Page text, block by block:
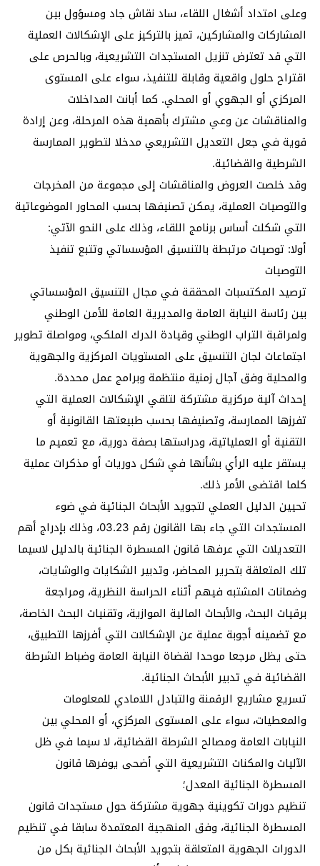
وعلى امتداد أشغال اللقاء، ساد نقاش جاد ومسؤول بين
المشاركات والمشاركين، تميز بالتركيز على الإشكالات العملية
التي قد تعترض تنزيل المستجدات التشريعية، وبالحرص على
اقتراح حلول واقعية وقابلة للتنفيذ، سواء على المستوى
المركزي أو الجهوي أو المحلي. كما أبانت المداخلات
والمناقشات عن وعي مشترك بأهمية هذه المرحلة، وعن إرادة
قوية في جعل التعديل التشريعي مدخلا لتطوير الممارسة
الشرطية والقضائية.
وقد خلصت العروض والمناقشات إلى مجموعة من المخرجات
والتوصيات العملية، يمكن تصنيفها بحسب المحاور الموضوعاتية
التي شكلت أساس برنامج اللقاء، وذلك على النحو الآتي:
أولا: توصيات مرتبطة بالتنسيق المؤسساتي وتتبع تنفيذ
التوصيات
ترصيد المكتسبات المحققة في مجال التنسيق المؤسساتي
بين رئاسة النيابة العامة والمديرية العامة للأمن الوطني
ولمراقبة التراب الوطني وقيادة الدرك الملكي، ومواصلة تطوير
اجتماعات لجان التنسيق على المستويات المركزية والجهوية
والمحلية وفق آجال زمنية منتظمة وبرامج عمل محددة.
إحداث آلية مركزية مشتركة لتلقي الإشكالات العملية التي
تفرزها الممارسة، وتصنيفها بحسب طبيعتها القانونية أو
التقنية أو العملياتية، ودراستها بصفة دورية، مع تعميم ما
يستقر عليه الرأي بشأنها في شكل دوريات أو مذكرات عملية
كلما اقتضى الأمر ذلك.
تحيين الدليل العملي لتجويد الأبحاث الجنائية في ضوء
المستجدات التي جاء بها القانون رقم 03.23، وذلك بإدراج أهم
التعديلات التي عرفها قانون المسطرة الجنائية بالدليل لاسيما
تلك المتعلقة بتحرير المحاضر، وتدبير الشكايات والوشايات،
وضمانات المشتبه فيهم أثناء الحراسة النظرية، ومراجعة
برقيات البحث، والأبحاث المالية الموازية، وتقنيات البحث الخاصة،
مع تضمينه أجوبة عملية عن الإشكالات التي أفرزها التطبيق،
حتى يظل مرجعا موحدا لقضاة النيابة العامة وضباط الشرطة
القضائية في تدبير الأبحاث الجنائية.
تسريع مشاريع الرقمنة والتبادل اللامادي للمعلومات
والمعطيات، سواء على المستوى المركزي، أو المحلي بين
النيابات العامة ومصالح الشرطة القضائية، لا سيما في ظل
الآليات والمكنات التشريعية التي أضحى يوفرها قانون
المسطرة الجنائية المعدل؛
تنظيم دورات تكوينية جهوية مشتركة حول مستجدات قانون
المسطرة الجنائية، وفق المنهجية المعتمدة سابقا في تنظيم
الدورات الجهوية المتعلقة بتجويد الأبحاث الجنائية بكل من